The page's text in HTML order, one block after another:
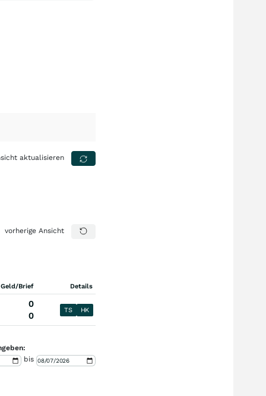
aktualisieren
vorherige Ansicht
Geld/Brief Details
0
0
TS HK
bis